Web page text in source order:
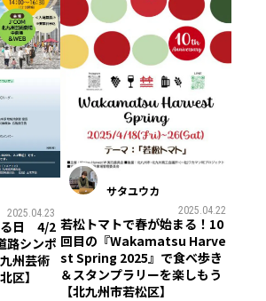
2025.04.23
る日 4/2
路シンポ
州芸術
区】
サタユウカ
2025.04.22
若松トマトで春が始まる！10
回目の『Wakamatsu Harve
st Spring 2025』で食べ歩き
＆スタンプラリーを楽しもう
【北九州市若松区】